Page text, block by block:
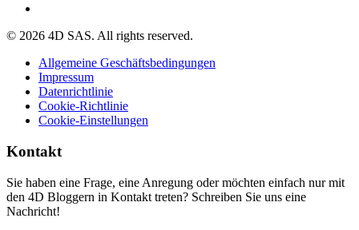
© 2026 4D SAS. All rights reserved.
Allgemeine Geschäftsbedingungen
Impressum
Datenrichtlinie
Cookie-Richtlinie
Cookie-Einstellungen
Kontakt
Sie haben eine Frage, eine Anregung oder möchten einfach nur mit
den 4D Bloggern in Kontakt treten? Schreiben Sie uns eine
Nachricht!